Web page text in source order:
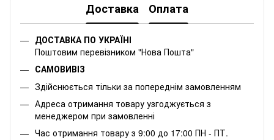
Доставка Оплата
ДОСТАВКА ПО УКРАЇНІ
Поштовим перевізником "Нова Пошта"
САМОВИВІЗ
Здійснюється тільки за попереднім замовленням
Адреса отримання товару узгоджується з
менеджером при замовленні
Час отримання товару з 9:00 до 17:00 ПН - ПТ.